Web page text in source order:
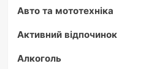
Авто та мототехніка
Активний відпочинок
Алкоголь